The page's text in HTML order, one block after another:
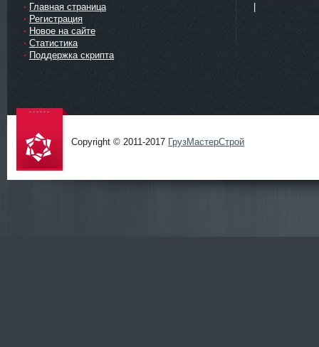
Главная страница
Регистрация
Новое на сайте
Статистика
Поддержка скрипта
ГрузМаст
Copyright © 2011-2017 ГрузМастерСтрой